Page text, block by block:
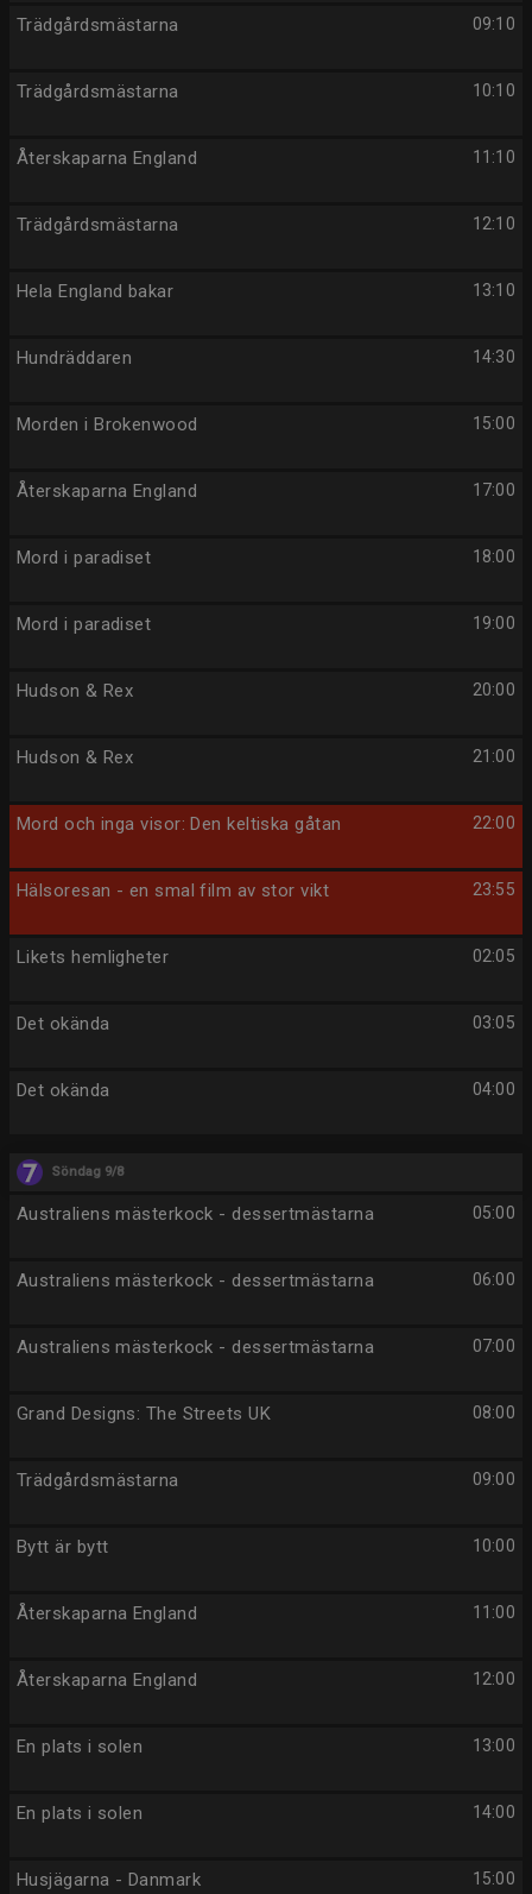
09:10
Trädgårdsmästarna
10:10
Trädgårdsmästarna
11:10
Återskaparna England
12:10
Trädgårdsmästarna
13:10
Hela England bakar
14:30
Hundräddaren
15:00
Morden i Brokenwood
17:00
Återskaparna England
18:00
Mord i paradiset
19:00
Mord i paradiset
20:00
Hudson & Rex
21:00
Hudson & Rex
22:00
Mord och inga visor: Den keltiska gåtan
23:55
Hälsoresan - en smal film av stor vikt
02:05
Likets hemligheter
03:05
Det okända
04:00
Det okända
Söndag 9/8
05:00
Australiens mästerkock - dessertmästarna
06:00
Australiens mästerkock - dessertmästarna
07:00
Australiens mästerkock - dessertmästarna
08:00
Grand Designs: The Streets UK
09:00
Trädgårdsmästarna
10:00
Bytt är bytt
11:00
Återskaparna England
12:00
Återskaparna England
13:00
En plats i solen
14:00
En plats i solen
15:00
Husjägarna - Danmark